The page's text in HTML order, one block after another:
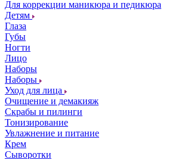
Для коррекции маникюра и педикюра
Детям
Глаза
Губы
Ногти
Лицо
Наборы
Наборы
Уход для лица
Очищение и демакияж
Скрабы и пилинги
Тонизирование
Увлажнение и питание
Крем
Сыворотки